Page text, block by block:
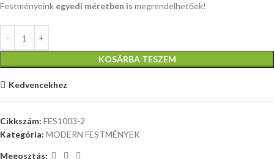
Festményeink egyedi méretben is megrendelhetőek!
KOSÁRBA TESZEM
Kedvencekhez
Cikkszám: FES1003-2
Kategória: MODERN FESTMÉNYEK
Megosztás: